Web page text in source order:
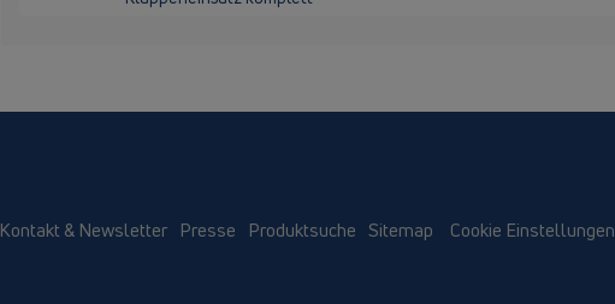
Kontakt & Newsletter Presse Produktsuche Sitemap Cookie Einstellungen